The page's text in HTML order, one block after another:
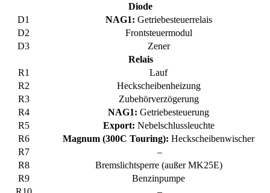
Diode
D1
NAG1: Getriebesteuerrelais
D2
Frontsteuermodul
D3
Zener
Relais
R1
Lauf
R2
Heckscheibenheizung
R3
Zubehörverzögerung
R4
NAG1: Getriebesteuerung
R5
Export: Nebelschlussleuchte
R6
Magnum (300C Touring): Heckscheibenwischer
R7
–
R8
Bremslichtsperre (außer MK25E)
R9
Benzinpumpe